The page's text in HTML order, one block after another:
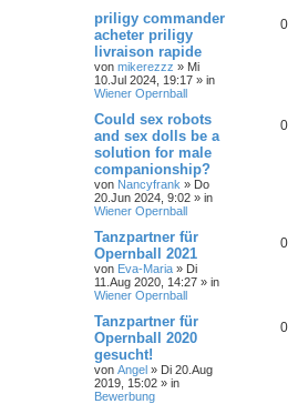
priligy commander
acheter priligy
livraison rapide
von mikerezzz » Mi
10.Jul 2024, 19:17 » in
Wiener Opernball
0
Could sex robots
and sex dolls be a
solution for male
companionship?
von Nancyfrank » Do
20.Jun 2024, 9:02 » in
Wiener Opernball
0
Tanzpartner für
Opernball 2021
von Eva-Maria » Di
11.Aug 2020, 14:27 » in
Wiener Opernball
0
Tanzpartner für
Opernball 2020
gesucht!
von Angel » Di 20.Aug
2019, 15:02 » in
Bewerbung
0